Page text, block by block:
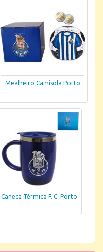
Mealheiro Camisola Porto
Caneca Térmica F. C. Porto